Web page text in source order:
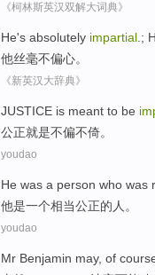
《柯林斯英汉双解大词典》
He's absolutely impartial .;
他丝毫不偏心。
《新英汉大辞典》
JUSTICE is meant to be
公正就是不偏不倚。
youdao
He was a person who was
他是一个相当公正的 人 。
youdao
Mr Benjamin may, of